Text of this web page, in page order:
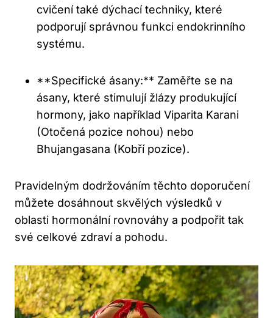
cvičení také dýchací techniky, které
podporují správnou funkci endokrinního
systému.
**Specifické ásany:** Zaměřte se na
ásany, které stimulují žlázy produkující
hormony, jako například Viparita Karani
(Otočená pozice nohou) nebo
Bhujangasana (Kobří pozice).
Pravidelným dodržováním těchto doporučení
můžete dosáhnout skvělých výsledků v
oblasti hormonální rovnováhy a podpořit tak
své celkové zdraví a pohodu.